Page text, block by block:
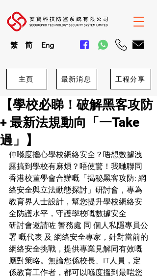
繁 简 Eng
主頁 最新消息 工程分享
【學校必睇！破解黑客攻防
+ 最新法規動向「一Take
過」】
仲喺度擔心學校網絡安全？唔想數據洩
露搞到學校有麻煩？唔使驚！我哋聯同
香港校董學會合辦嘅「揭秘黑客攻防: 網
絡安全與立法動態探討」研討會，專為
教育界人士設計，幫您提升學校網絡安
全防護水平，守護學校嘅數據安全
研討會邀請咗 警務處 同 個人私隱專員公
署 嘅代表 及 網絡安全專家，針對當前的
網絡安全挑戰，提供專業見解同有效嘅
應對策略。無論您係校長、IT人員，定
係教育工作者，都可以喺度搵到最啱您